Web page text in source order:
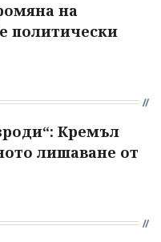
на
политически
Кремъл
лишаване от